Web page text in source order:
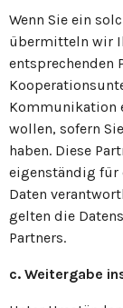
Wenn Sie ein
übermitteln wir
entsprechenden
Kommunikation
wollen, sofern
haben. Diese
eigenständig für
Daten
gelten die
Partners.
c. Weitergabe